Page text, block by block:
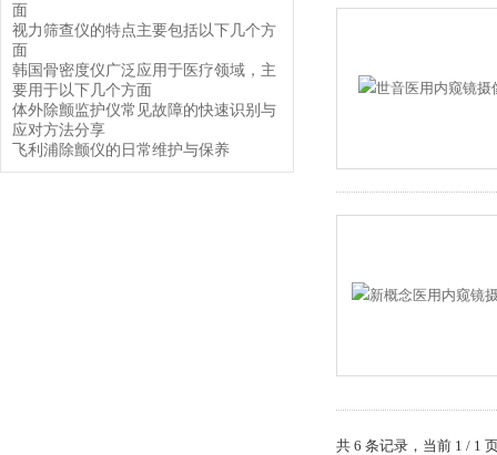
面
视力筛查仪的特点主要包括以下几个方
面
韩国骨密度仪广泛应用于医疗领域，主
要用于以下几个方面
体外除颤监护仪常见故障的快速识别与
应对方法分享
飞利浦除颤仪的日常维护与保养
共 6 条记录，当前 1 / 1